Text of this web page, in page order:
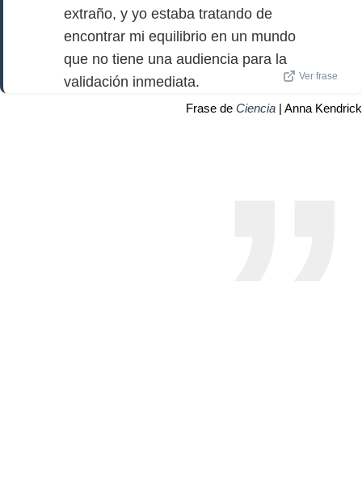
extraño, y yo estaba tratando de
encontrar mi equilibrio en un mundo
que no tiene una audiencia para la
validación inmediata.
Ver frase
Frase de Ciencia | Anna Kendrick